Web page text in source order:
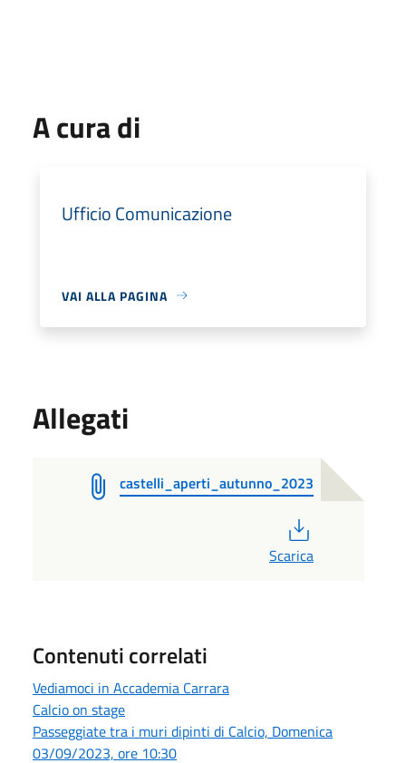
A cura di
Ufficio Comunicazione
VAI ALLA PAGINA
Allegati
castelli_aperti_autunno_2023
Scarica
Contenuti correlati
Vediamoci in Accademia Carrara
Calcio on stage
Passeggiate tra i muri dipinti di Calcio, Domenica
03/09/2023, ore 10:30